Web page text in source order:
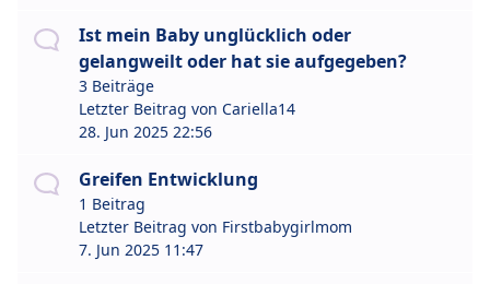
Ist mein Baby unglücklich oder
gelangweilt oder hat sie aufgegeben?
3 Beiträge
Letzter Beitrag von Cariella14
28. Jun 2025 22:56
Greifen Entwicklung
1 Beitrag
Letzter Beitrag von Firstbabygirlmom
7. Jun 2025 11:47